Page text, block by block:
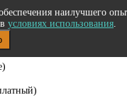
наилучшего
условиях использования.